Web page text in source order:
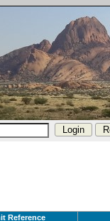
Reference